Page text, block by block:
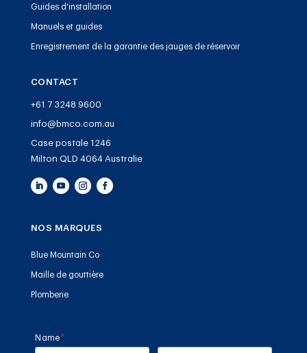
Guides d'installation
Manuels et guides
Enregistrement de la garantie des jauges de réservoir
CONTACT
+61 7 3248 9600
info@bmco.com.au
Case postale 1246
Milton QLD 4064 Australie
NOS MARQUES
Blue Mountain Co
Maille de gouttière
Plomberie
Name *
(required)